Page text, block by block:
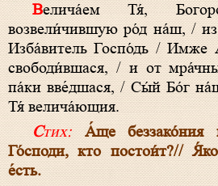
Велича́ем Тя́, Богоро́дице Де́во, /
возвели́чившую ро́д на́ш, /
Изба́витель Госпо́дь /
свободи́вшася, / и от
па́ки вве́дшася, / Сы́й Бо́г
Тя́ велича́ющия.
Стих:А́ще беззако́ния
Го́споди, кто постои́т?//
е́сть.